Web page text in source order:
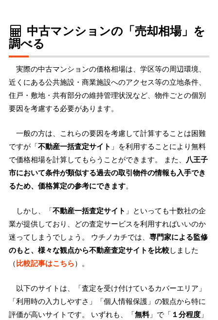
中古マンションの「売却相場」を
調べる
実際の中古マンションの価格相場は、学区等の周辺環境、
近くにある公共施設・商業施設へのアクセス等の立地条件、
住戸・敷地・共有部分の維持管理状況など、物件ごとの個別
要因を考慮する必要があります。
一般の方は、これらの要因を考慮して計算することは困難
ですが「不動産一括査定サイト 」を利用することにより無料
で価格相場を計算してもらうことができます。 また、 八王子
市において条件が類似する過去の取引物件の情報も入手でき
るため、価格算定の参考にできます。
しかし、「不動産一括査定サイト 」といっても十数社の企
業が提供しており、どの査定サービスを利用すればいいのか
迷ってしまうでしょう。 ウチノカチでは、 専門家による監修
のもと、様々な観点から不動産査定サイトを比較しました
（比較記事はこちら）。
以下のサイトは、「査定を受け付けているカバーエリア」
「利用時の入力しやすさ」「個人情報保護」の観点から特に
評価が高いサイトです。 いずれも、「無料」で「 １分程度 」